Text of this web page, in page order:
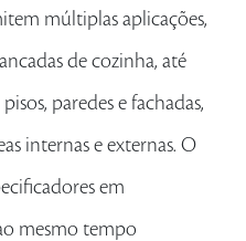
múltiplas aplicações,
de cozinha, até
paredes e fachadas,
internas e externas. O
em
mesmo tempo